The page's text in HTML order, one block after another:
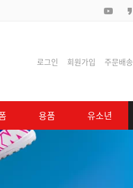
로그인 회원가입 주문배송
용품 유소년